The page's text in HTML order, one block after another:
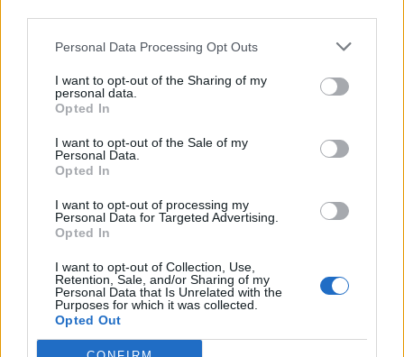
Personal Data Processing Opt Outs
I want to opt-out of the Sharing of my
personal data.
Opted In
I want to opt-out of the Sale of my
Personal Data.
Opted In
I want to opt-out of processing my
Personal Data for Targeted Advertising.
Opted In
I want to opt-out of Collection, Use,
Retention, Sale, and/or Sharing of my
Personal Data that Is Unrelated with the
Purposes for which it was collected.
Opted Out
2026. július 19., vasárnap
Őrizetbe vették a Romániában is
súlyos bűncselekményekkel vádolt
Tate testvéreket